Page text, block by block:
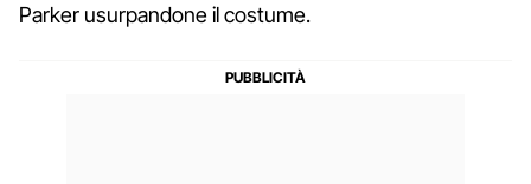
Parker usurpandone il costume.